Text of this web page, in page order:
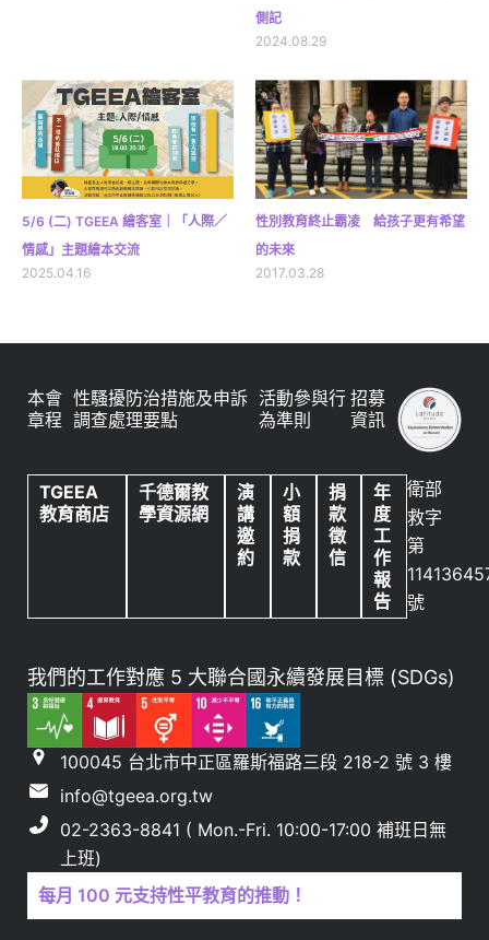
側記
2024.08.29
5/6 (二) TGEEA 繪客室｜「人際／
情感」主題繪本交流
2025.04.16
性別教育終止霸凌 給孩子更有希望
的未來
2017.03.28
本會
章程
性騷擾防治措施及申訴
調查處理要點
活動參與行
為準則
招募
資訊
TGEEA
教育商店
千德爾教
學資源網
演
講
邀
約
小
額
捐
款
捐
款
徵
信
年
度
工
作
報
告
衛部
救字
第
號
我們的工作對應 5 大聯合國永續發展目標 (SDGs)
100045 台北市中正區羅斯福路三段 218-2 號 3 樓
info@tgeea.org.tw
02-2363-8841 ( Mon.-Fri. 10:00-17:00 補班日無
上班)
每月 100 元支持性平教育的推動！